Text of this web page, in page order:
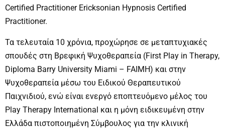
Certified Practitioner Ericksonian Hypnosis Certified
Practitioner.
Τα τελευταία 10 χρόνια, προχώρησε σε μεταπτυχιακές
σπουδές στη Βρεφική Ψυχοθεραπεία (First Play in Therapy,
Diploma Barry University Miami – FAIMH) και στην
Ψυχοθεραπεία μέσω του Ειδικού Θεραπευτικού
Παιχνιδιού, ενώ είναι ενεργό εποπτευόμενο μέλος του
Play Therapy International και η μόνη ειδικευμένη στην
Ελλάδα πιστοποιημένη Σύμβουλος για την κλινική